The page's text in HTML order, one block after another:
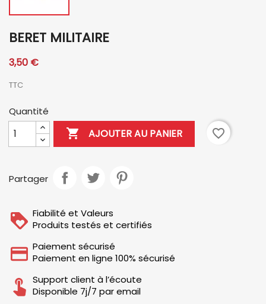
BERET MILITAIRE
3,50 €
TTC
Quantité
 AJOUTER AU PANIER favorite_border
Partager
Fiabilité et Valeurs
Produits testés et certifiés
Paiement sécurisé
Paiement en ligne 100% sécurisé
Support client à l’écoute
Disponible 7j/7 par email